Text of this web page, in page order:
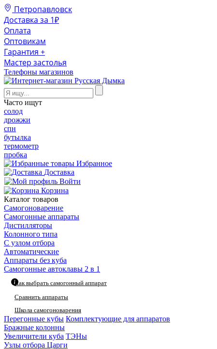
Петропавловск
Доставка за 1₽
Оплата
Оптовикам
Гарантия +
Мастер застолья
Телефоны магазинов
Часто ищут
солод
дрожжи
спн
бутылка
термометр
пробка
Избранное
Доставка
Войти
Корзина
Каталог товаров
Самогоноварение
Самогонные аппараты
Дистилляторы
Колонного типа
С узлом отбора
Автоматические
Аппараты без куба
Самогонные автоклавы 2 в 1
Как выбрать самогонный аппарат
Сравнить аппараты
Школа самогоноварения
Перегонные кубы Комплектующие для аппаратов
Бражные колонны
Увеличители куба ТЭНы
Узлы отбора Царги